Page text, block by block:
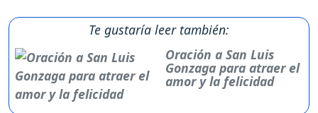
Te gustaría leer también:
Oración a San Luis
Gonzaga para atraer el
amor y la felicidad